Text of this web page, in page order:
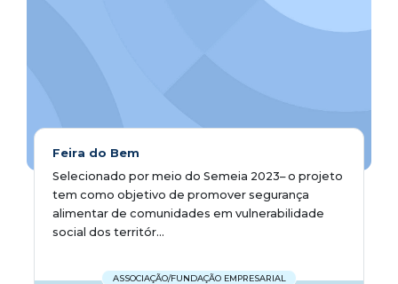
Feira do Bem
Selecionado por meio do Semeia 2023– o projeto
tem como objetivo de promover segurança
alimentar de comunidades em vulnerabilidade
social dos territór...
ASSOCIAÇÃO/FUNDAÇÃO EMPRESARIAL